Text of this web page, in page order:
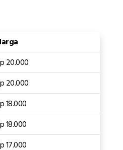
20.000
20.000
18.000
18.000
17.000